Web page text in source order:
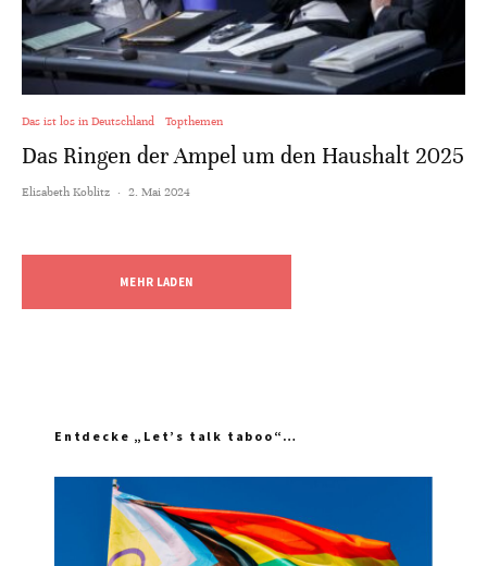
Das ist los in Deutschland Topthemen
Das Ringen der Ampel um den Haushalt 2025
Elisabeth Koblitz · 2. Mai 2024
MEHR LADEN
Entdecke „Let’s talk taboo“…